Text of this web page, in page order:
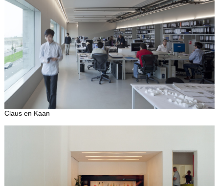
Claus en Kaan